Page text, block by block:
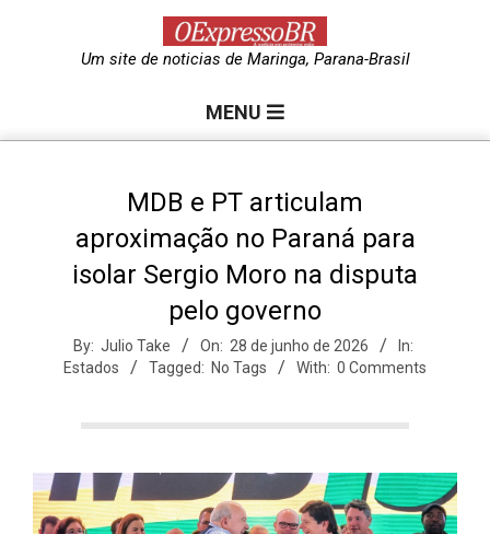
e
s
Um site de noticias de Maringa, Parana-Brasil
MENU
MDB e PT articulam
aproximação no Paraná para
isolar Sergio Moro na disputa
pelo governo
By: Julio Take On: 28 de junho de 2026
In:
Estados
Tagged: No Tags With: 0 Comments